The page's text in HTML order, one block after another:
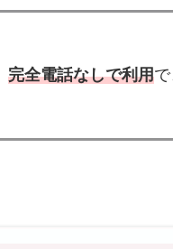
完全電話なしで利用で